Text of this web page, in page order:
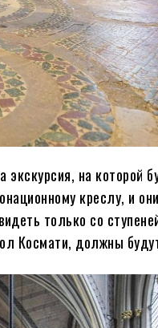
на которой
креслу, и
только со
Космати, должны